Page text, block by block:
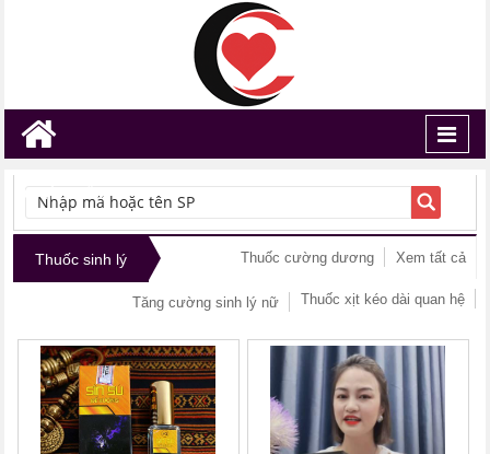
TÌM KIẾM
Thuốc sinh lý Xem tất cả
Thuốc cường dương
Thuốc xịt kéo dài quan hệ
Tăng cường sinh lý nữ